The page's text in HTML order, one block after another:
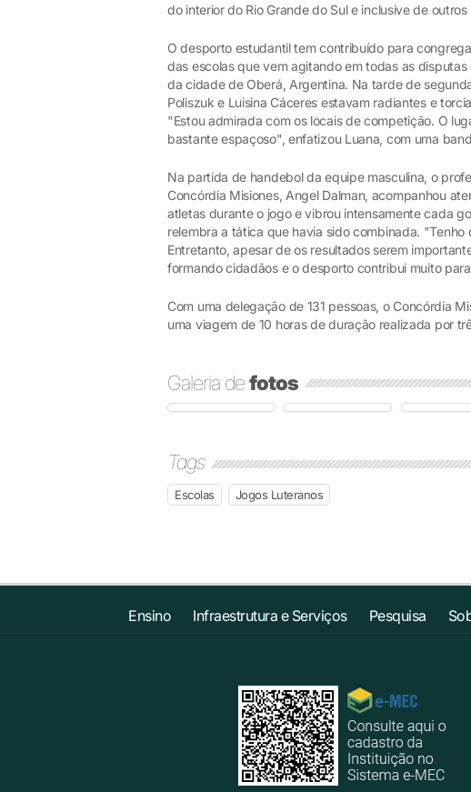
do interior do Rio Grande do Sul e inclusive de outros
O desporto estudantil tem contribuído para
das escolas que vem agitando em todas as
da cidade de Oberá, Argentina. Na tarde de
Poliszuk e Luisina Cáceres estavam radiantes e
"Estou admirada com os locais de competição. O
bastante espaçoso", enfatizou Luana, com uma
Na partida de handebol da equipe masculina, o
Concórdia Misiones, Angel Dalman, acompanhou
atletas durante o jogo e vibrou intensamente cada
relembra a tática que havia sido combinada.
Entretanto, apesar de os resultados serem
formando cidadãos e o desporto contribui muito
Com uma delegação de 131 pessoas, o Concórdia
uma viagem de 10 horas de duração realizada por
Galeria defotos
Tags
Escolas Jogos Luteranos
Ensino Infraestrutura e Serviços Pesquisa